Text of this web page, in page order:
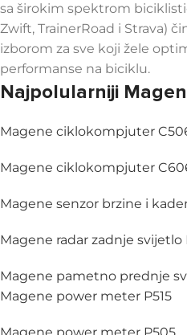
sa širokim spektrom
Zwift, TrainerRoad i Strava)
izborom za sve koji žele
performanse na biciklu.
Najpolularniji
Magene ciklokompjuter
Magene ciklokompjuter
Magene senzor brzine i
Magene radar zadnje svijetlo
Magene pametno prednje
Magene power meter P515